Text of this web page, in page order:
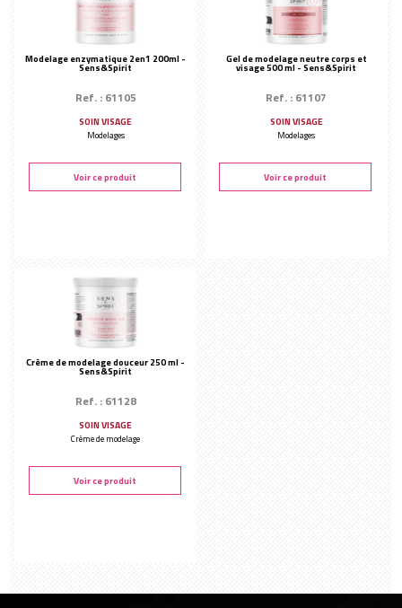
Les essentiels
PRÉPARATION DE LA PEAU
Démaquillant & Lotion
TYPES DE SOINS
Ampoule de soin
Gommage
Masque bio-cellulose
Masque collagène - tissu
Huiles végétales et eaux florales
FINALISATION DU SOIN
Hydratation
Sérums
Contours des yeux
Soin des lèvres
Anti-âge
Beauté Coréenne
Modelage enzymatique 2en1 200ml -
Sens&Spirit
Ref. : 61105
SOIN VISAGE
Modelages
Voir ce produit
Gel de modelage neutre corps et
visage 500 ml - Sens&Spirit
Ref. : 61107
SOIN VISAGE
Modelages
Voir ce produit
Crème de modelage douceur 250 ml -
Sens&Spirit
Ref. : 61128
SOIN VISAGE
Crème de modelage
Voir ce produit